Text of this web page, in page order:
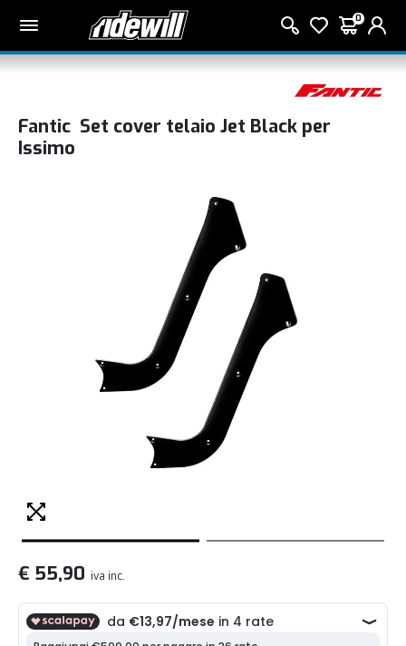
0
Fantic Set cover telaio Jet Black per
Issimo
€ 55,90 iva inc.